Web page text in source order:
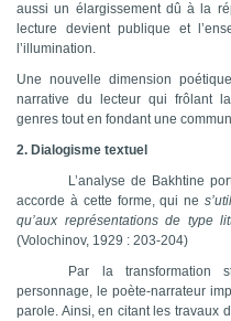
aussi un élargissement dû à la
lecture devient publique et
l’illumination.
Une nouvelle dimension
narrative du lecteur qui frôlant
genres tout en fondant une
2. Dialogisme textuel
L’analyse de Bakhtine
accorde à cette forme, qui ne
qu’aux représentations de type
(Volochinov, 1929 : 203-204)
Par la transformation
personnage, le poète-narrateur
parole. Ainsi, en citant les travaux